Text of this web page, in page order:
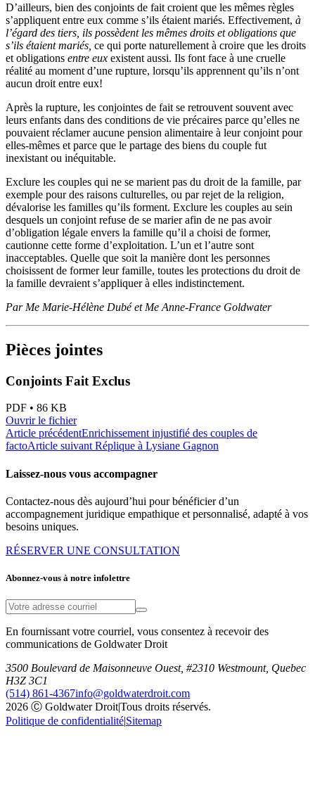
D’ailleurs, bien des conjoints de fait croient que les mêmes règles
s’appliquent entre eux comme s’ils étaient mariés. Effectivement, à
l’égard des tiers, ils possèdent les mêmes droits et obligations que
s’ils étaient mariés, ce qui porte naturellement à croire que les droits
et obligations entre eux existent aussi. Ils font face à une cruelle
réalité au moment d’une rupture, lorsqu’ils apprennent qu’ils n’ont
aucun droit entre eux!
Après la rupture, les conjointes de fait se retrouvent souvent avec
leurs enfants dans des conditions de vie précaires parce qu’elles ne
pouvaient réclamer aucune pension alimentaire à leur conjoint pour
elles-mêmes et parce que le partage des biens du couple fut
inexistant ou inéquitable.
Exclure les couples qui ne se marient pas du droit de la famille, par
exemple pour des raisons culturelles, ou par rejet de la religion,
dévalorise les familles qu’ils forment. Exclure les couples au sein
desquels un conjoint refuse de se marier afin de ne pas avoir
d’obligation légale envers la famille qu’il a choisi de former,
cautionne cette forme d’exploitation. L’un et l’autre sont
inacceptables. Quelle que soit la manière dont les personnes
choisissent de former leur famille, toutes les protections du droit de
la famille devraient s’appliquer à elles indistinctement.
Par Me Marie-Hélène Dubé et Me Anne-France Goldwater
Pièces jointes
Conjoints Fait Exclus
PDF • 86 KB
Ouvrir le fichier
Article précédentEnrichissement injustifié des couples de
factoArticle suivant Réplique à Lysiane Gagnon
Laissez-nous vous accompagner
Contactez-nous dès aujourd’hui pour bénéficier d’un
accompagnement juridique empathique et personnalisé, adapté à vos
besoins uniques.
RÉSERVER UNE CONSULTATION
Abonnez-vous à notre infolettre
En fournissant votre courriel, vous consentez à recevoir des
communications de Goldwater Droit
3500 Boulevard de Maisonneuve Ouest, #2310 Westmount, Quebec
H3Z 3C1
(514) 861-4367info@goldwaterdroit.com
2026 Ⓒ Goldwater Droit|Tous droits réservés.
Politique de confidentialité|Sitemap